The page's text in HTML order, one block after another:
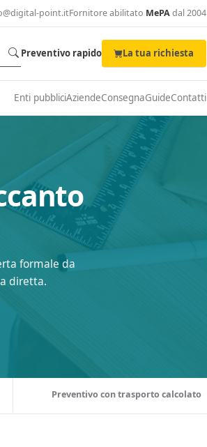
point.itFornitore abilitato MePAdal 2004
Preventivo rapido La tua richiesta
Enti pubbliciAziendeConsegnaGuideContatti
formale da
diretta.
Preventivo con trasporto calcolato